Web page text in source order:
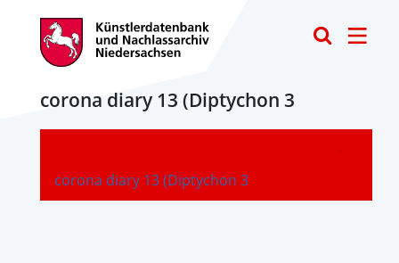
corona diary 13 (Diptychon 3
corona diary 13 (Diptychon 3
-